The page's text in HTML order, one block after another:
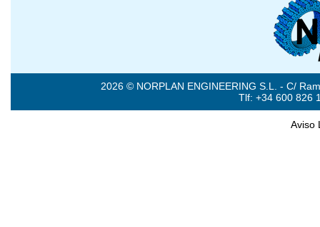
2026 © NORPLAN ENGINEERING S.L. - C/
Tlf: +34 600 826
Aviso